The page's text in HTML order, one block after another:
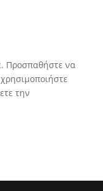
Προσπαθήστε να
την